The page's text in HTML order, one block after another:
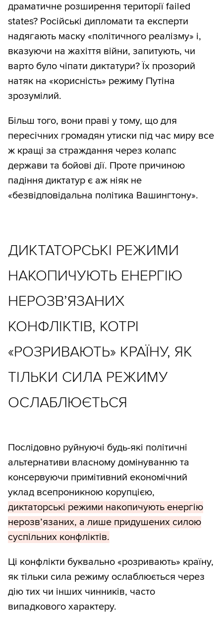
драматичне розширення території failed
states? Російські дипломати та експерти
надягають маску «політичного реалізму» і,
вказуючи на жахіття війни, запитують, чи
варто було чіпати диктатури? Їх прозорий
натяк на «корисність» режиму Путіна
зрозумілий.
Більш того, вони праві у тому, що для
пересічних громадян утиски під час миру все
ж кращі за страждання через колапс
держави та бойові дії. Проте причиною
падіння диктатур є аж ніяк не
«безвідповідальна політика Вашингтону».
ДИКТАТОРСЬКІ РЕЖИМИ
НАКОПИЧУЮТЬ ЕНЕРГІЮ
НЕРОЗВ’ЯЗАНИХ
КОНФЛІКТІВ, КОТРІ
«РОЗРИВАЮТЬ» КРАЇНУ, ЯК
ТІЛЬКИ СИЛА РЕЖИМУ
ОСЛАБЛЮЄТЬСЯ
Послідовно руйнуючі будь-які політичні
альтернативи власному домінуванню та
консервуючи примітивний економічний
уклад всепроникною корупцією,
диктаторські режими накопичують енергію
нерозв’язаних, а лише придушених силою
суспільних конфліктів.
Ці конфлікти буквально «розривають» країну,
як тільки сила режиму ослаблюється через
дію тих чи інших чинників, часто
випадкового характеру.